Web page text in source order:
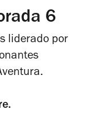
6
liderado por